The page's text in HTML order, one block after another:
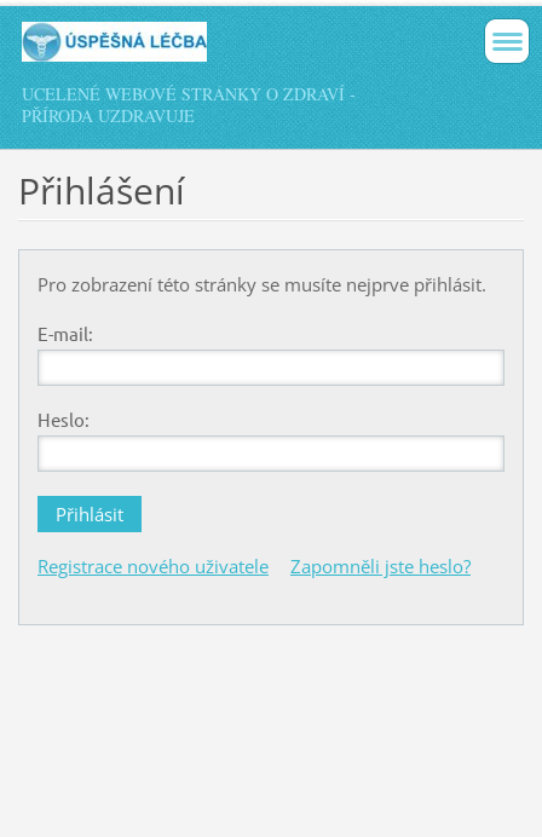
UCELENÉ WEBOVÉ STRÁNKY O ZDRAVÍ -
PŘÍRODA UZDRAVUJE
Přihlášení
Pro zobrazení této stránky se musíte nejprve přihlásit.
E-mail:
Heslo:
Registrace nového uživatele Zapomněli jste heslo?